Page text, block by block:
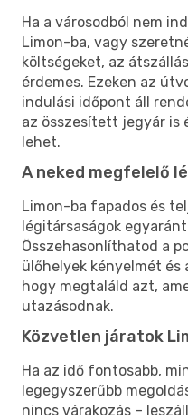
Ha a városodból nem
Limon-ba, vagy
költségeket, az
érdemes. Ezeken az
indulási időpont áll
az összesített jegyár is
lehet.
A neked megfelelő
Limon-ba fapados és
légitársaságok
Összehasonlíthatod a
ülőhelyek kényelmét
hogy megtaláld azt,
utazásodnak.
Közvetlen járatok
Ha az idő fontosabb,
legegyszerűbb
nincs várakozás –